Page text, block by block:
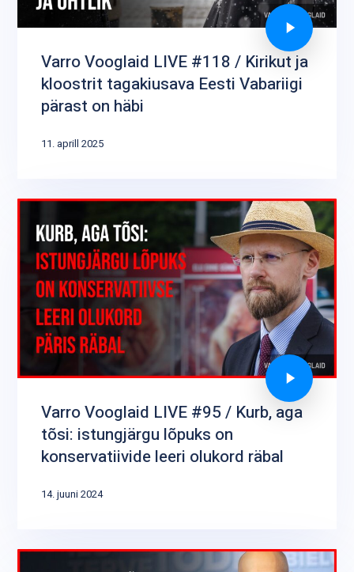
Varro Vooglaid LIVE #118 / Kirikut ja
kloostrit tagakiusava Eesti Vabariigi
pärast on häbi
11. aprill 2025
Varro Vooglaid LIVE #95 / Kurb, aga
tõsi: istungjärgu lõpuks on
konservatiivide leeri olukord räbal
14. juuni 2024